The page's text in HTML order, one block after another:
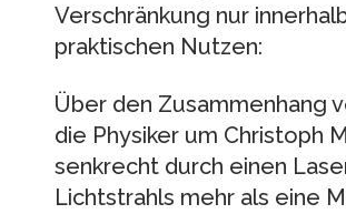
Verschränkung nur
praktischen Nutzen:
Über den Zusammenhang
die Physiker um Christoph
senkrecht durch einen
Lichtstrahls mehr als eine